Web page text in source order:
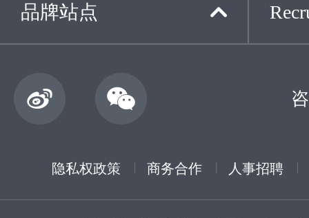
品牌站点
隐私权政策 商务合作 人事招聘